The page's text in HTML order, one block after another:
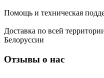
Помощь и техническая
Доставка по всей
Белоруссии
Отзывы о нас